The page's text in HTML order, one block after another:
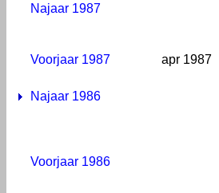
Najaar 1987
Voorjaar 1987
apr 1987
Najaar 1986
Voorjaar 1986